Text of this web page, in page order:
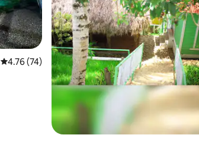
Calificación promedio: 4.76 de 5; 74 evaluaciones
4.76 (74)